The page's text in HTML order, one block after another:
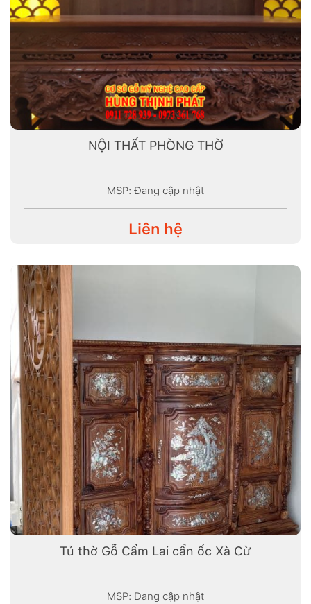
NỘI THẤT PHÒNG THỜ
MSP: Đang cập nhật
Liên hệ
Tủ thờ Gỗ Cẩm Lai cẩn ốc Xà Cừ
MSP: Đang cập nhật